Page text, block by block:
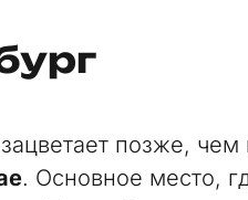
позже, чем
. Основное место,